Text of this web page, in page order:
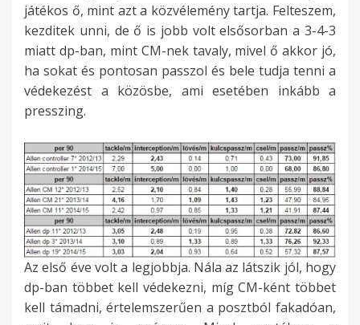
játékos ő, mint azt a közvélemény tartja. Felteszem,
kezditek unni, de ő is jobb volt elsősorban a 3-4-3
miatt dp-ban, mint CM-nek tavaly, mivel ő akkor jó,
ha sokat és pontosan passzol és bele tudja tenni a
védekezést a közösbe, ami esetében inkább a
presszing.
Az első éve volt a legjobbja. Nála az látszik jól, hogy
dp-ban többet kell védekezni, míg CM-ként többet
kell támadni, értelemszerűen a posztból fakadóan,